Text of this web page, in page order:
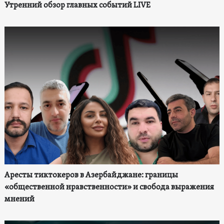
Утренний обзор главных событий LIVE
Аресты тиктокеров в Азербайджане: границы
«общественной нравственности» и свобода выражения
мнений